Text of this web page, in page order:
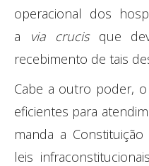
operacional dos
a
via crucisque
recebimento de tais
Cabe a outro poder,
eficientes para
manda a
leis